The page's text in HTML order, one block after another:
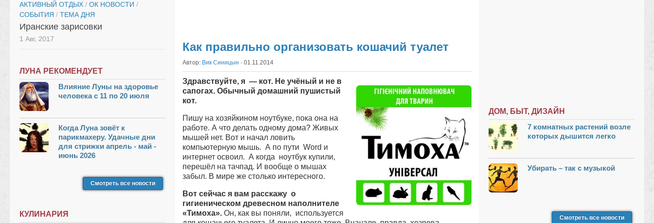
Как правильно организовать кошачий туалет
Автор: Вик Синицын · 01.11.2014
Здравствуйте, я — кот. Не учёный и не в
сапогах. Обычный домашний пушистый
кот.
Пишу на хозяйкином ноутбуке, пока она на
работе. А что делать одному дома? Живых
мышей нет. Вот и начал ловить
компьютерную мышь. А по пути Word и
интернет освоил. А когда ноутбук купили,
перешёл на тачпад. И вообще о мышах
забыл. В мире же столько интересного.
Вот сейчас я вам расскажу о
гигиеническом древесном наполнителе
«Тимоха». Он, как вы поняли, используется
АКТИВНЫЙ ОТДЫХ / ОК НОВОСТИ /
СОБЫТИЯ / ТЕМА ДНЯ
Иранские зарисовки
1 Авг, 2017
ЛУНА РЕКОМЕНДУЕТ
Влияние Луны на здоровье
человека с 11 по 20 июля
Когда Луна зовёт к
парикмахеру. Удачные дни
для стрижки апрель - май -
июнь 2026
Смотреть все новости
КУЛИНАРИЯ
ДОМ, БЫТ, ДИЗАЙН
7 комнатных растений возле
которых дышится легко
Убирать – так с музыкой
Смотреть все новости